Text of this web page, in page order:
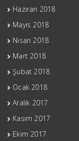
Haziran 2018
Mayıs 2018
Nisan 2018
Mart 2018
Şubat 2018
Ocak 2018
Aralık 2017
Kasım 2017
Ekim 2017